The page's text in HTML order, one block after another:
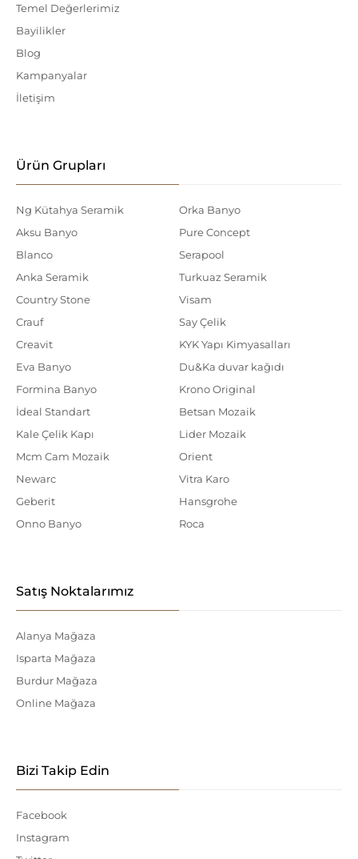
Temel Değerlerimiz
Bayilikler
Blog
Kampanyalar
İletişim
Ürün Grupları
Ng Kütahya Seramik
Aksu Banyo
Blanco
Anka Seramik
Country Stone
Crauf
Creavit
Eva Banyo
Formina Banyo
İdeal Standart
Kale Çelik Kapı
Mcm Cam Mozaik
Newarc
Geberit
Onno Banyo
Orka Banyo
Pure Concept
Serapool
Turkuaz Seramik
Visam
Say Çelik
KYK Yapı Kimyasalları
Du&Ka duvar kağıdı
Krono Original
Betsan Mozaik
Lider Mozaik
Orient
Vitra Karo
Hansgrohe
Roca
Satış Noktalarımız
Alanya Mağaza
Isparta Mağaza
Burdur Mağaza
Online Mağaza
Bizi Takip Edin
Facebook
Instagram